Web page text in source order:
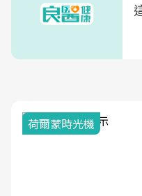
荷爾蒙時光機